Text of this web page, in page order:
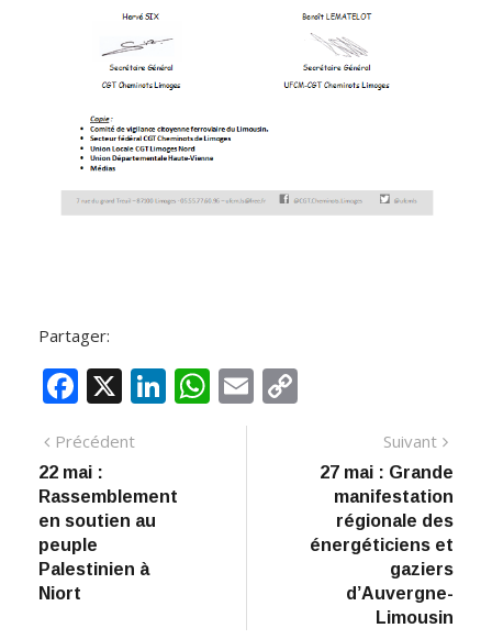
Partager:
F
e
b
o
o
k
X Li
e
W E
Li
n
Navigation
de
l’article
PrécédentArticle
22 mai :
Rassemblement
en soutien au
peuple
Palestinien à
Niort
Suivant
27 mai : Grande
manifestation
régionale des
énergéticiens et
gaziers
d’Auvergne-
Limousin